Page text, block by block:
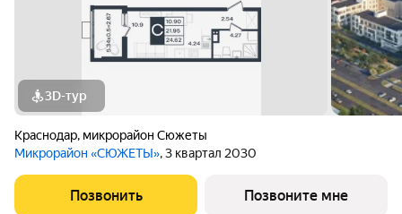
3D-тур
Краснодар, микрорайон Сюжеты
Микрорайон «СЮЖЕТЫ», 3 квартал 2030
Позвонить Позвоните мне